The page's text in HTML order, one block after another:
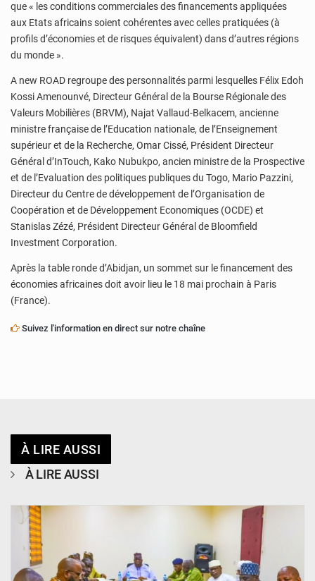
que « les conditions commerciales des financements appliquées
aux Etats africains soient cohérentes avec celles pratiquées (à
profils d’économies et de risques équivalent) dans d’autres régions
du monde ».
A new ROAD regroupe des personnalités parmi lesquelles Félix Edoh
Kossi Amenounvé, Directeur Général de la Bourse Régionale des
Valeurs Mobilières (BRVM), Najat Vallaud-Belkacem, ancienne
ministre française de l’Education nationale, de l’Enseignement
supérieur et de la Recherche, Omar Cissé, Président Directeur
Général d’InTouch, Kako Nubukpo, ancien ministre de la Prospective
et de l’Evaluation des politiques publiques du Togo, Mario Pazzini,
Directeur du Centre de développement de l’Organisation de
Coopération et de Développement Economiques (OCDE) et
Stanislas Zézé, Président Directeur Général de Bloomfield
Investment Corporation.
Après la table ronde d’Abidjan, un sommet sur le financement des
économies africaines doit avoir lieu le 18 mai prochain à Paris
(France).
Suivez l'information en direct sur notre chaîne
À LIRE AUSSI
À LIRE AUSSI